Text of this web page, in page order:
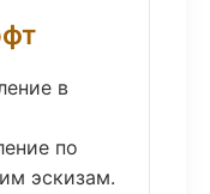
в
по
эскизам.